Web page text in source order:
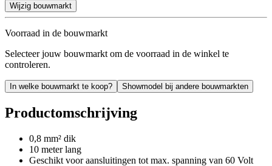
Wijzig bouwmarkt
Voorraad in de bouwmarkt
Selecteer jouw bouwmarkt om de voorraad in de winkel te
controleren.
In welke bouwmarkt te koop? Showmodel bij andere bouwmarkten
Productomschrijving
0,8 mm² dik
10 meter lang
Geschikt voor aansluitingen tot max. spanning van 60 Volt